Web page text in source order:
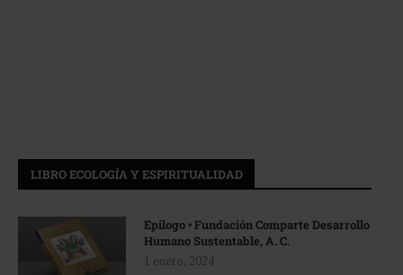
LIBRO ECOLOGÍA Y ESPIRITUALIDAD
Epílogo • Fundación Comparte Desarrollo
Humano Sustentable, A. C.
1 enero, 2024